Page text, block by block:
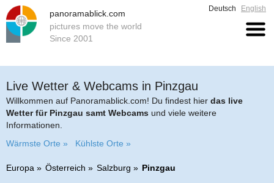
panoramablick.com
pictures move the world
Since 2001
Deutsch English
Live Wetter & Webcams in Pinzgau
Willkommen auf Panoramablick.com! Du findest hier das live
Wetter für Pinzgau samt Webcams und viele weitere
Informationen.
Wärmste Orte »
Kühlste Orte »
Europa Österreich Salzburg Pinzgau